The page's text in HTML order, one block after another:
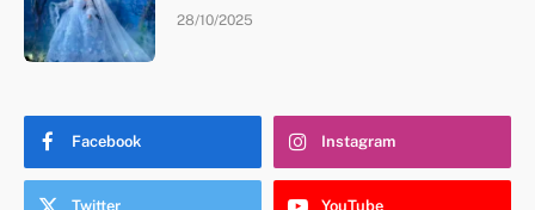
28/10/2025
Facebook Instagram
Twitter YouTube